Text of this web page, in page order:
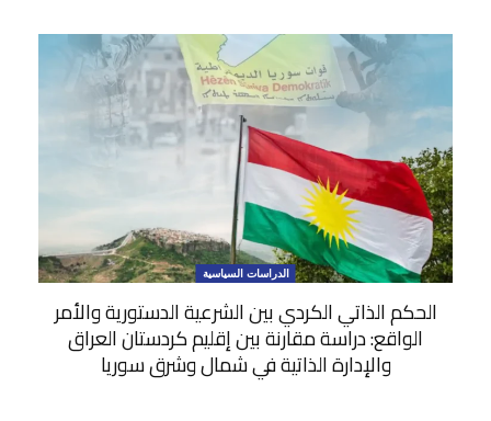
الدراسات السياسية
الحكم الذاتي الكردي بين الشرعية الدستورية والأمر
الواقع: دراسة مقارنة بين إقليم كردستان العراق
والإدارة الذاتية في شمال وشرق سوريا